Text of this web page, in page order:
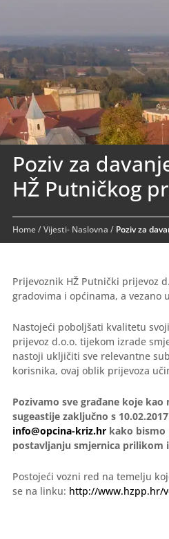
Poziv za
HŽ Putničkog
Home/Vijesti- Naslovna / Poziv za
Prijevoznik HŽ Putnički prijevoz
gradovima i općinama, a vezano
Nastojeći poboljšati kvalitetu
prijevoz d.o.o. tijekom izrade
nastoji ukljičiti sve relevantne
korisnika, ovaj oblik prijevoza
Pozivamo sve građane koje
sugeastije zaključno s
info@opcina-kriz.hr kako bismo
postavljanju smjernica prilikom
Postojeći vozni red na temelju
se na linku: http://www.hzpp.hr/